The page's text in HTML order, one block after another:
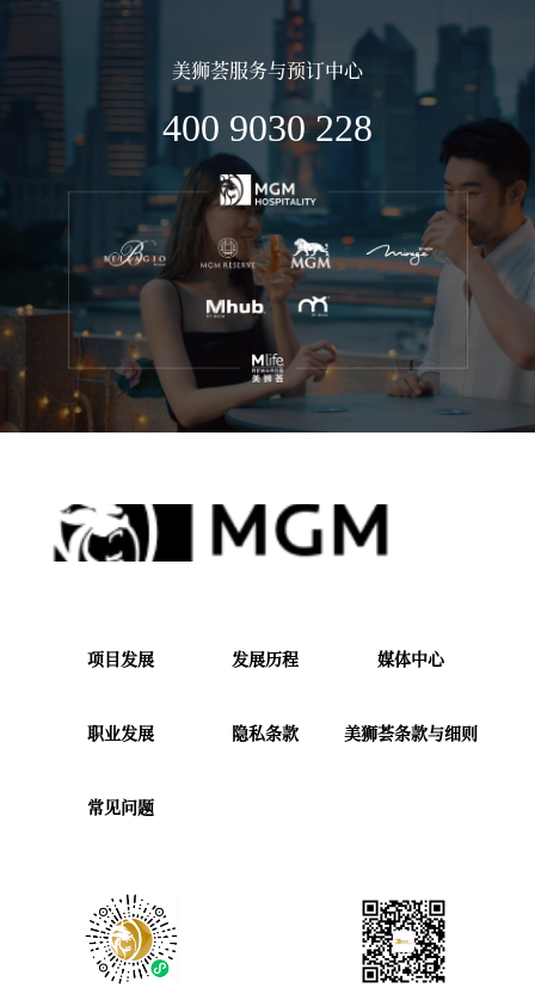
美狮荟服务与预订中心
400 9030 228
项目发展 发展历程 媒体中心
职业发展 隐私条款 美狮荟条款与细则
常见问题